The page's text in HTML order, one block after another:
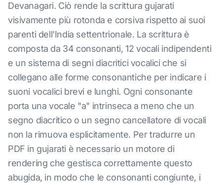
Devanagari. Ciò rende la scrittura gujarati
visivamente più rotonda e corsiva rispetto ai suoi
parenti dell'India settentrionale. La scrittura è
composta da 34 consonanti, 12 vocali indipendenti
e un sistema di segni diacritici vocalici che si
collegano alle forme consonantiche per indicare i
suoni vocalici brevi e lunghi. Ogni consonante
porta una vocale "a" intrinseca a meno che un
segno diacritico o un segno cancellatore di vocali
non la rimuova esplicitamente. Per tradurre un
PDF in gujarati è necessario un motore di
rendering che gestisca correttamente questo
abugida, in modo che le consonanti congiunte, i